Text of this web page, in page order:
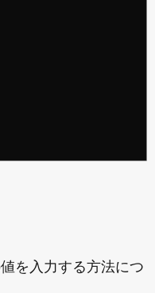
を入力する方法につ